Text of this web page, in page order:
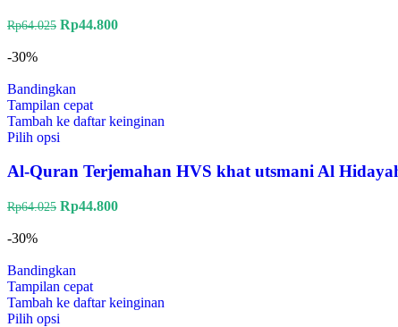
Rp64.025 Rp44.800
-30%
Bandingkan
Tampilan cepat
Tambah ke daftar keinginan
Pilih opsi
Al-Quran Terjemahan HVS khat utsmani Al
Rp64.025 Rp44.800
-30%
Bandingkan
Tampilan cepat
Tambah ke daftar keinginan
Pilih opsi